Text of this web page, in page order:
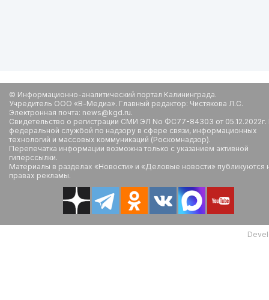
© Информационно-аналитический портал Калининграда.
Учредитель ООО «В-Медиа». Главный редактор: Чистякова Л.С.
Электронная почта: news@kgd.ru.
Свидетельство о регистрации СМИ ЭЛ No ФС77-84303 от
федеральной службой по надзору в сфере связи, информационных
технологий и массовых коммуникаций (Роскомнадзор).
Перепечатка информации возможна только с указанием активной
гиперссылки.
Материалы в разделах «Новости» и «Деловые новости» публикуются
правах рекламы.